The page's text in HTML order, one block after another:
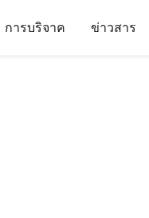
การบริจาค ข่าวสาร